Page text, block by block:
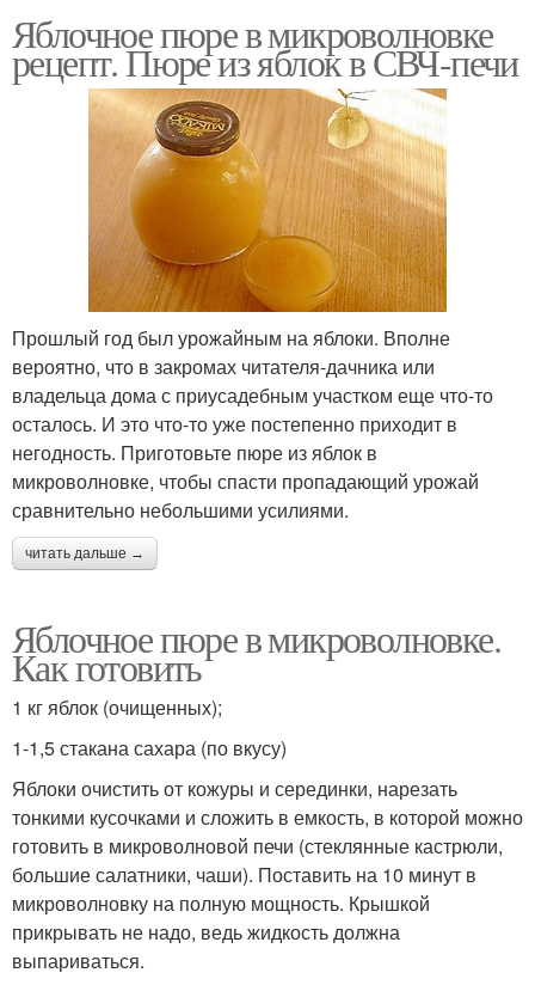
Яблочное пюре в микроволновке
рецепт. Пюре из яблок в СВЧ-печи
Прошлый год был урожайным на яблоки. Вполне
вероятно, что в закромах читателя-дачника или
владельца дома с приусадебным участком еще что-то
осталось. И это что-то уже постепенно приходит в
негодность. Приготовьте пюре из яблок в
микроволновке, чтобы спасти пропадающий урожай
сравнительно небольшими усилиями.
читать дальше →
Яблочное пюре в микроволновке.
Как готовить
1 кг яблок (очищенных);
1-1,5 стакана сахара (по вкусу)
Яблоки очистить от кожуры и серединки, нарезать
тонкими кусочками и сложить в емкость, в которой можно
готовить в микроволновой печи (стеклянные кастрюли,
большие салатники, чаши). Поставить на 10 минут в
микроволновку на полную мощность. Крышкой
прикрывать не надо, ведь жидкость должна
выпариваться.